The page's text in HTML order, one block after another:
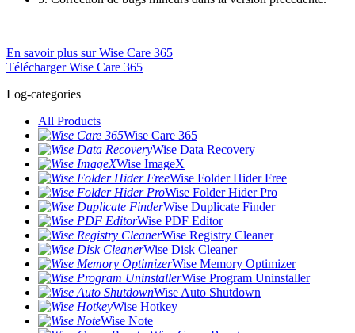
En savoir plus sur Wise Care 365
Télécharger Wise Care 365
Log-categories
All Products
Wise Care 365
Wise Data Recovery
Wise ImageX
Wise Folder Hider Free
Wise Folder Hider Pro
Wise Duplicate Finder
Wise PDF Editor
Wise Registry Cleaner
Wise Disk Cleaner
Wise Memory Optimizer
Wise Program Uninstaller
Wise Auto Shutdown
Wise Hotkey
Wise Note